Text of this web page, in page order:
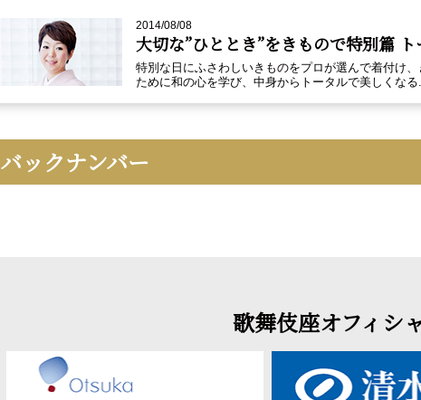
2014/08/08
大切な”ひととき”をきもので――特別篇
特別な日にふさわしいきものをプロが選んで着付け
ために和の心を学び、中身からトータルで美しくなる
バックナンバー
歌舞伎座オフィシ